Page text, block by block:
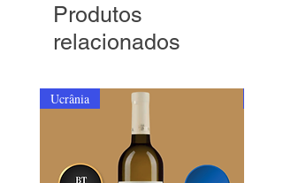
Produtos
relacionados
Ucrânia